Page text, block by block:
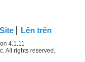
Lên trên
4.1.11
All rights reserved.